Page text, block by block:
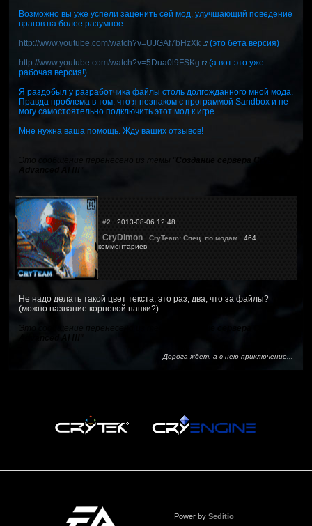
Возможно вы уже успели заценить сей мод, улучшающий поведение
врагов на более разумное:
http://www.youtube.com/watch?v=UJGAf7bHzXk
(это бета версия)
http://www.youtube.com/watch?v=5Dua0l9FSKg
(а вот это уже
рабочая версия!)
Я раздобыл у разработчика файлы столь долгожданного мной мода.
Правда проблема в том, что я незнаком с программой Sandbox и не
могу самостоятельно подключить этот мод к игре.
Мне нужна ваша помощь. Жду ваших отзывов!
Это сообщение перенесено из темы " Создание сервера Crysis 2
Advanced AI !!!
#2 2013-08-06 12:48
CryDimon CryTeam: Спец. по модам 464
комментариев
Не надо делать такой цвет текста, это раз, два, что за файлы?
(можно название корневой папки?)
Это сообщение перенесено из темы "
Создание сервера Crysis 2
Дорога ждет, а с нею приключение...
Power by Seditio